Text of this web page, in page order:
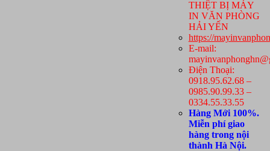
THIỆT BỊ MÁY
IN VĂN PHÒNG
HẢI YẾN
https://
E-mail:
Điện Thoại:
0918.95.62.68 –
0985.90.99.33 –
0334.55.33.55
Hàng Mới 100%.
Miễn phí giao
hàng trong nội
thành Hà Nội.